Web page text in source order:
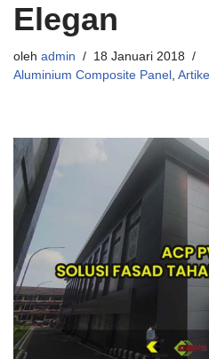
Elegan
oleh admin
18 Januari 2018
Aluminium Composite Panel , Artikel